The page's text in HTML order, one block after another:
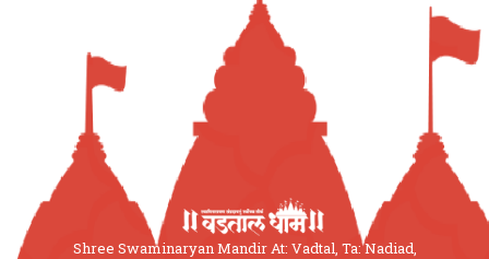
Shree Swaminaryan Mandir At: Vadtal, Ta: Nadiad,